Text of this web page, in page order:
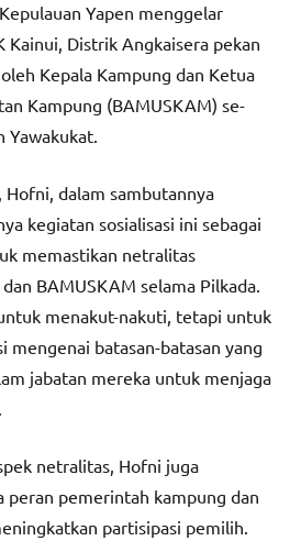
Yapen menggelar
Kainui, Distrik Angkaisera pekan
Kepala Kampung dan Ketua
Kampung (BAMUSKAM) se-
Yawakukat.
Hofni, dalam sambutannya
kegiatan sosialisasi ini sebagai
memastikan netralitas
BAMUSKAM selama Pilkada.
menakut-nakuti, tetapi untuk
mengenai batasan-batasan yang
jabatan mereka untuk menjaga
netralitas, Hofni juga
pemerintah kampung dan
partisipasi pemilih.